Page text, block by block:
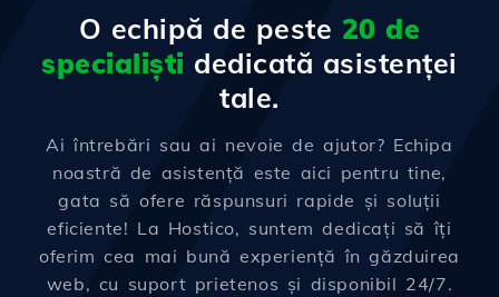
O echipă de peste 20 de
specialiști dedicată asistenței
tale.
Ai întrebări sau ai nevoie de ajutor? Echipa
noastră de asistență este aici pentru tine,
gata să ofere răspunsuri rapide și soluții
eficiente! La Hostico, suntem dedicați să îți
oferim cea mai bună experiență în găzduirea
web, cu suport prietenos și disponibil 24/7.